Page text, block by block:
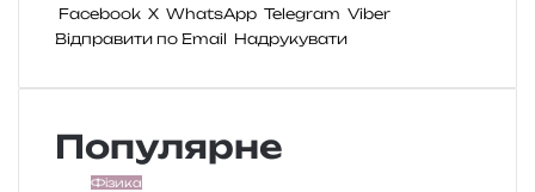
Facebook X WhatsApp Telegram Viber
Відправити по Email Надрукувати
Популярне
Фізика